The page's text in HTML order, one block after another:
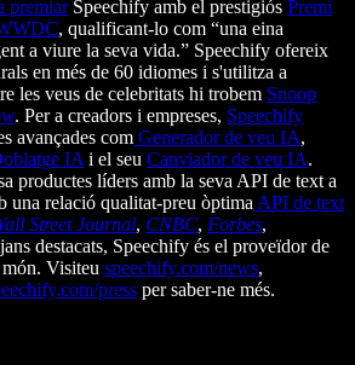
premiarSpeechify amb el prestigiós Premi
, qualificant-lo com “una eina
a viure la seva vida.” Speechify ofereix
en més de 60 idiomes i s'utilitza a
les veus de celebritats hi trobem Snoop
. Per a creadors i empreses, Speechify
avançades com Generador de veu IA,
IA i el seu Canviador de veu IA.
productes líders amb la seva API de text a
una relació qualitat-preu òptima API de text
Street Journal, CNBC, Forbes,
destacats, Speechify és el proveïdor de
Visiteu speechify.com/news,
press per saber-ne més.